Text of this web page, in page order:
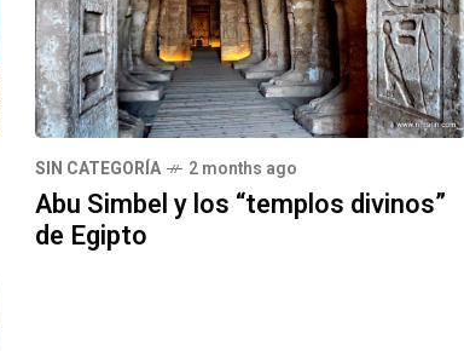
SIN CATEGORÍA 2 months ago
Abu Simbel y los “templos divinos”
de Egipto